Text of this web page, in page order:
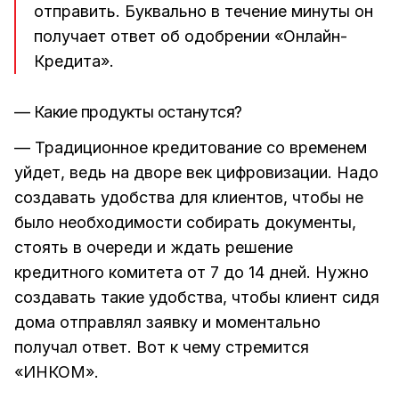
отправить. Буквально в течение минуты он
получает ответ об одобрении «Онлайн-
Кредита».
— Какие продукты останутся?
— Традиционное кредитование со временем
уйдет, ведь на дворе век цифровизации. Надо
создавать удобства для клиентов, чтобы не
было необходимости собирать документы,
стоять в очереди и ждать решение
кредитного комитета от 7 до 14 дней. Нужно
создавать такие удобства, чтобы клиент сидя
дома отправлял заявку и моментально
получал ответ. Вот к чему стремится
«ИНКОМ».